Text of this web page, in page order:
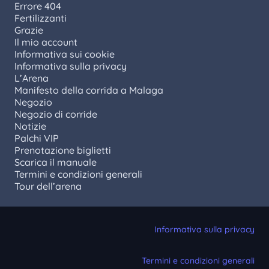
Errore 404
Fertilizzanti
Grazie
Il mio account
Informativa sui cookie
Informativa sulla privacy
L’Arena
Manifesto della corrida a Malaga
Negozio
Negozio di corride
Notizie
Palchi VIP
Prenotazione biglietti
Scarica il manuale
Termini e condizioni generali
Tour dell’arena
Informativa sulla privacy
Termini e condizioni generali